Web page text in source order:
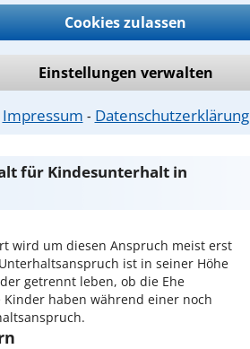
Cookies zulassen
Einstellungen verwalten
Impressum ⁃ Datenschutzerklärung
Ausbildung und Aufenthaltsort
für Kindesunterhalt in
wird um diesen Anspruch meist erst
ist in seiner Höhe
getrennt leben, ob die Ehe
haben während einer noch